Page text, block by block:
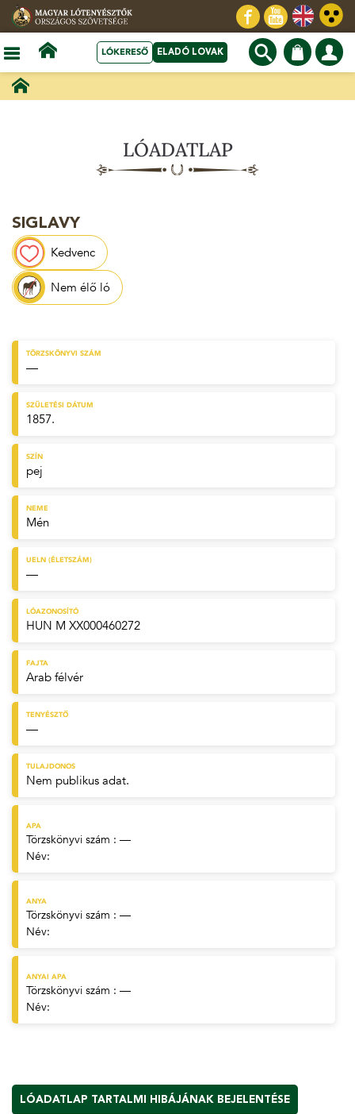
LÓKERESŐ ELADÓ LOVAK
LÓADATLAP
SIGLAVY
Kedvenc
Nem élő ló
TÖRZSKÖNYVI SZÁM
—
SZÜLETÉSI DÁTUM
1857.
SZÍN
pej
NEME
Mén
UELN (ÉLETSZÁM)
—
LÓAZONOSÍTÓ
HUN M XX000460272
FAJTA
Arab félvér
TENYÉSZTŐ
—
TULAJDONOS
Nem publikus adat.
APA
Törzskönyvi szám : —
Név:
ANYA
Törzskönyvi szám : —
Név:
ANYAI APA
Törzskönyvi szám : —
Név:
LÓADATLAP TARTALMI HIBÁJÁNAK BEJELENTÉSE